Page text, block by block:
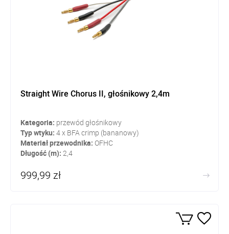
Straight Wire Chorus II, głośnikowy 2,4m
Kategoria: przewód głośnikowy
Typ wtyku: 4 x BFA crimp (bananowy)
Materiał przewodnika: OFHC
Długość (m): 2,4
999,99 zł